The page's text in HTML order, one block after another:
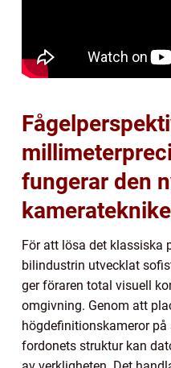
fungerar den
För att lösa det klassiska
bilindustrin utvecklat
ger föraren total visuell
omgivning. Genom att
högdefinitionskameror
fordonets struktur kan